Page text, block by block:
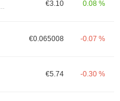
€3.10 0.08 %
€0.065008 -0.07 %
€5.74 -0.30 %